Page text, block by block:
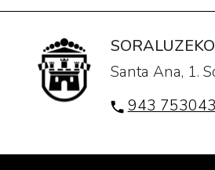
Santa Ana, 1.
943